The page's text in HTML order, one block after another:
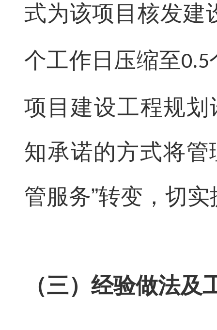
式为该项目核发建
个工作日压缩至0.5
项目建设工程规
知承诺的方式将管
管服务”转变，切
（三）经验做法及